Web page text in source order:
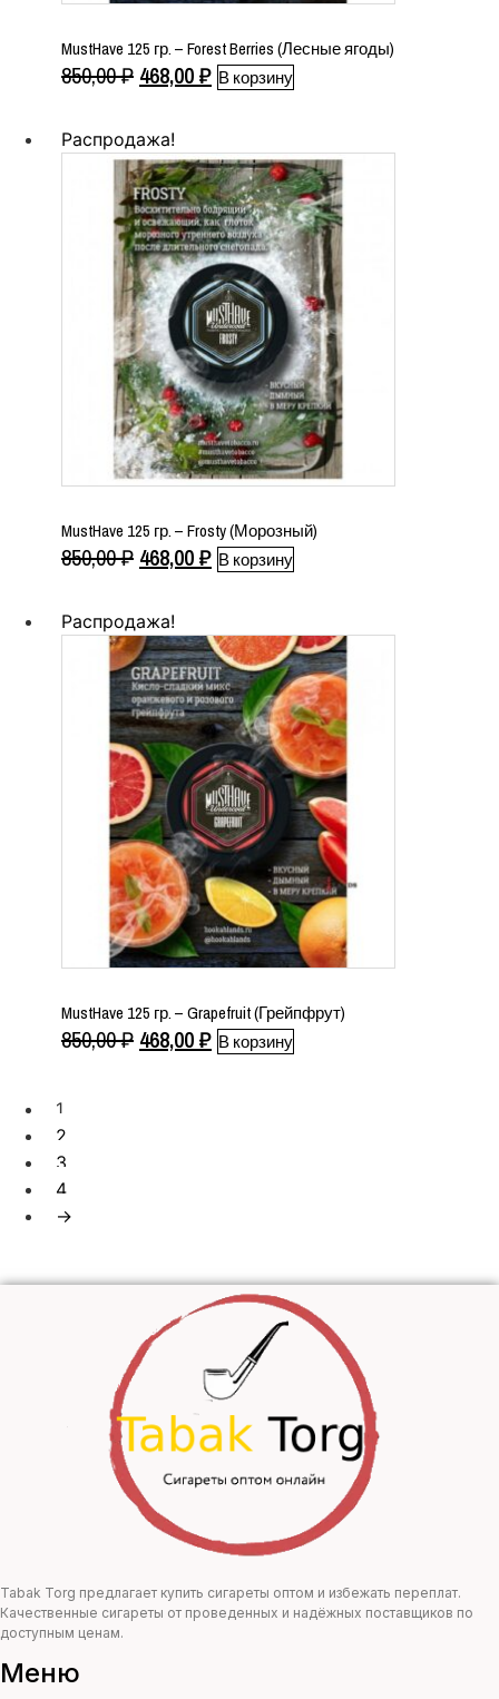
MustHave 125 гр. – Forest Berries (Лесные ягоды)
850,00₽ Первоначальная
составляла
850,00 ₽.
468,00₽Текущая
В корзину
Распродажа!
MustHave 125 гр. – Frosty (Морозный)
850,00₽ Первоначальная
составляла
850,00 ₽.
468,00₽Текущая
В корзину
Распродажа!
MustHave 125 гр. – Grapefruit (Грейпфрут)
850,00₽ Первоначальная
468,00₽Текущая
В корзину
1
2
3
4
→
Tabak Torg предлагает купить сигареты оптом и избежать переплат.
Качественные сигареты от проведенных и надёжных поставщиков по
доступным ценам.
Меню